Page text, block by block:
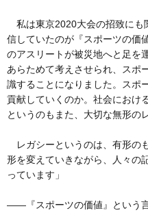
私は東京2020大会の招致にも
信していたのが『スポーツの価
のアスリートが被災地へと足を
あらためて考えさせられ、スポ
識することになりました。スポ
貢献していくのか。社会におけ
というのもまた、大切な無形の
レガシーというのは、有形の
形を変えていきながら、人々の
っています」
――『スポーツの価値』という